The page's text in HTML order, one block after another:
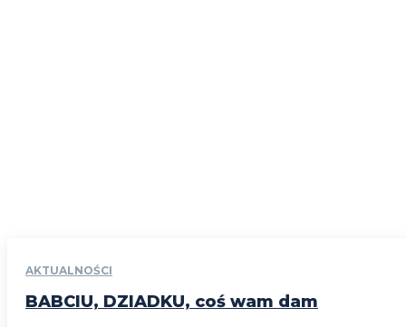
AKTUALNOŚCI
BABCIU, DZIADKU, coś wam dam